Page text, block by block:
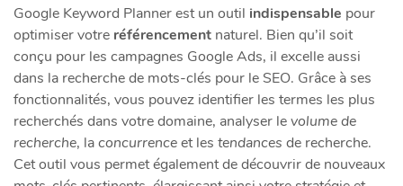
Google Keyword Planner est un outil indispensable pour
optimiser votre référencement naturel. Bien qu’il soit
conçu pour les campagnes Google Ads, il excelle aussi
dans la recherche de mots-clés pour le SEO. Grâce à ses
fonctionnalités, vous pouvez identifier les termes les plus
recherchés dans votre domaine, analyser levolume de
recherche, laconcurrenceet les tendances de recherche.
Cet outil vous permet également de découvrir de nouveaux